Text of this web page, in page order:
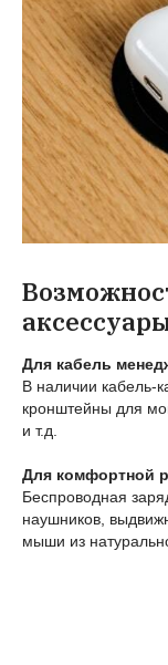
Для кабель
В наличии кабель-
кронштейны для
и т.д.
Для комфортной
Беспроводная
наушников,
мыши из